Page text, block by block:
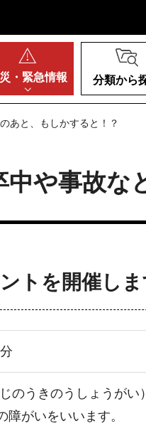
・ 緊急情報 分類から
あと、もしかすると！？
や事故な
トを開催しま
分
うきのうしょうがい
がいをいいます。